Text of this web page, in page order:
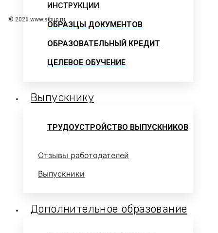
ИНСТРУКЦИИ
ОБРАЗЦЫ ДОКУМЕНТОВ
ОБРАЗОВАТЕЛЬНЫЙ КРЕДИТ
ЦЕЛЕВОЕ ОБУЧЕНИЕ
Выпускнику
ТРУДОУСТРОЙСТВО ВЫПУСКНИКОВ
Отзывы работодателей
Выпускники
Дополнительное образование
© 2026 www.sibup.ru